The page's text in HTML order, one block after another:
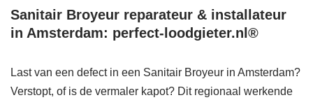
Sanitair Broyeur reparateur & installateur
in Amsterdam: perfect-loodgieter.nl®
Last van een defect in een Sanitair Broyeur in Amsterdam?
Verstopt, of is de vermaler kapot? Dit regionaal werkende